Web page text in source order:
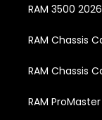
RAM 3500
RAM Chassis
RAM Chassis
RAM